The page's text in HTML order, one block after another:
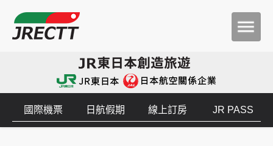
國際機票 日航假期 線上訂房 JR PASS